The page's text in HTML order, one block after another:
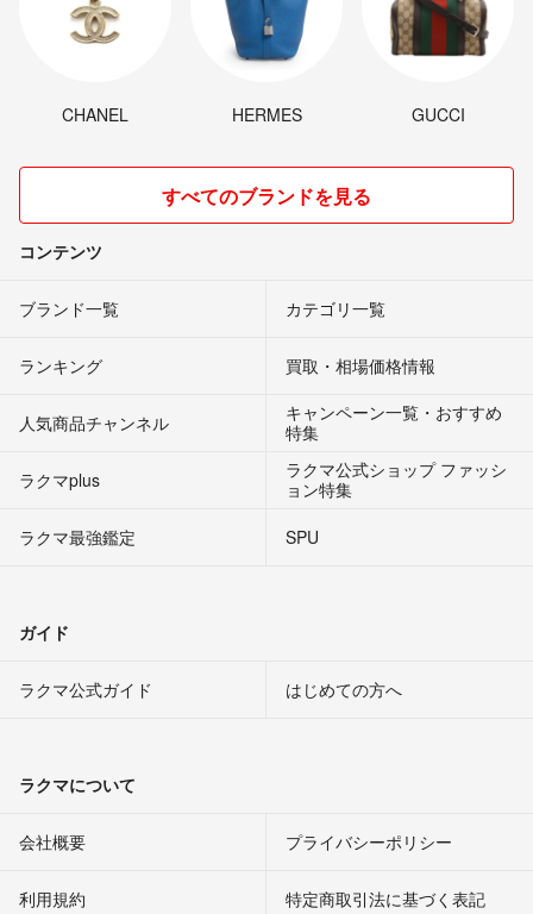
CHANEL HERMES GUCCI
すべてのブランドを見る
コンテンツ
ブランド一覧 カテゴリ一覧
ランキング 買取・相場価格情報
人気商品チャンネル
キャンペーン一覧・おすすめ
特集
ラクマplus
ラクマ公式ショップ ファッシ
ョン特集
ラクマ最強鑑定
SPU
ガイド
ラクマ公式ガイド はじめての方へ
ラクマについて
会社概要 プライバシーポリシー
利用規約 特定商取引法に基づく表記